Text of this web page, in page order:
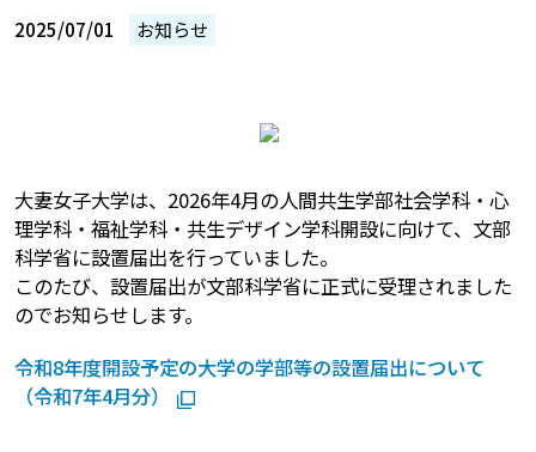
2025/07/01 お知らせ
大妻女子大学は、2026年4月の人間共生学部社会学科・心
理学科・福祉学科・共生デザイン学科開設に向けて、文部
科学省に設置届出を行っていました。
このたび、設置届出が文部科学省に正式に受理されました
のでお知らせします。
令和8年度開設予定の大学の学部等の設置届出について
（令和7年4月分）